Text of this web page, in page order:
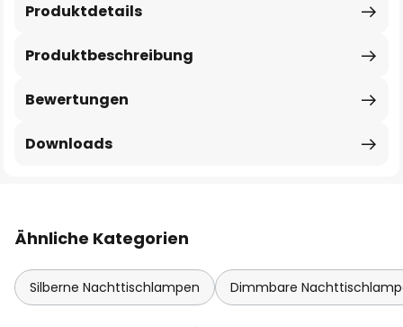
Produktbeschreibung
Produktdetails
Bewertungen
Downloads
Ähnliche Kategorien
Silberne Nachttischlampen Dimmbare